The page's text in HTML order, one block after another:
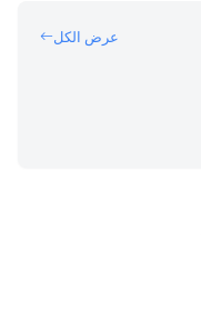
عرض الكل